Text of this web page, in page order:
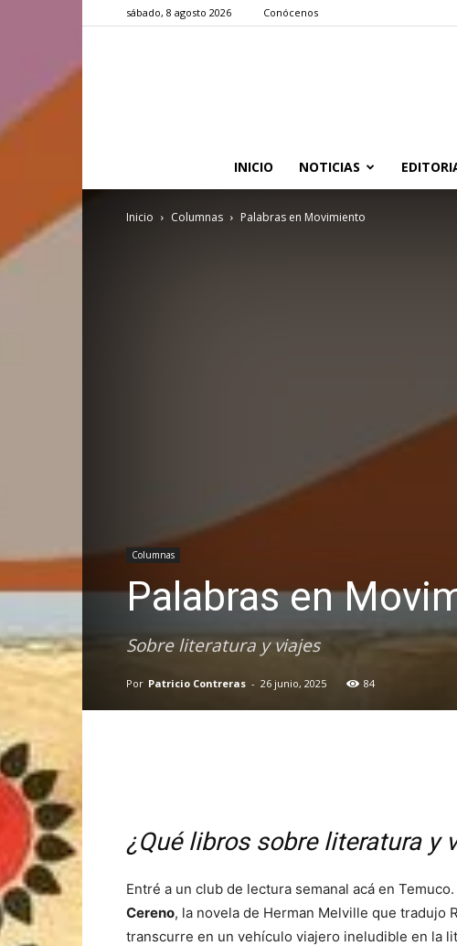
sábado, 8 agosto 2026 Conócenos
INICIO NOTICIAS
Inicio Columnas Palabras en Movimiento
Columnas
Palabras en
Sobre literatura y viajes
Por Patricio Contreras - 26 junio, 2025 84
¿Qué libros sobre literatura y
Entré a un club de lectura semanal acá en
Cereno, la novela de Herman Melville que
transcurre en un vehículo viajero ineludible en la